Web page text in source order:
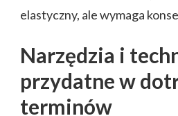
elastyczny, ale wymaga
Narzędzia i
przydatne w
terminów